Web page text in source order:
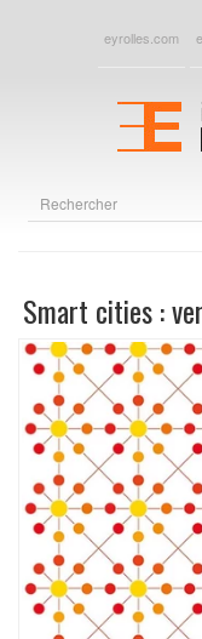
eyrolles.com
Smart cities :